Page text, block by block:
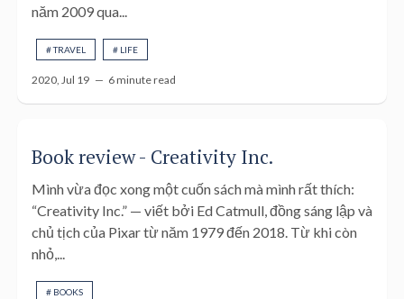
năm 2009 qua...
# TRAVEL # LIFE
2020, Jul 19 — 6 minute read
Book review - Creativity Inc.
Mình vừa đọc xong một cuốn sách mà mình rất thích:
“Creativity Inc.” — viết bởi Ed Catmull, đồng sáng lập và
chủ tịch của Pixar từ năm 1979 đến 2018. Từ khi còn
nhỏ,...
# BOOKS